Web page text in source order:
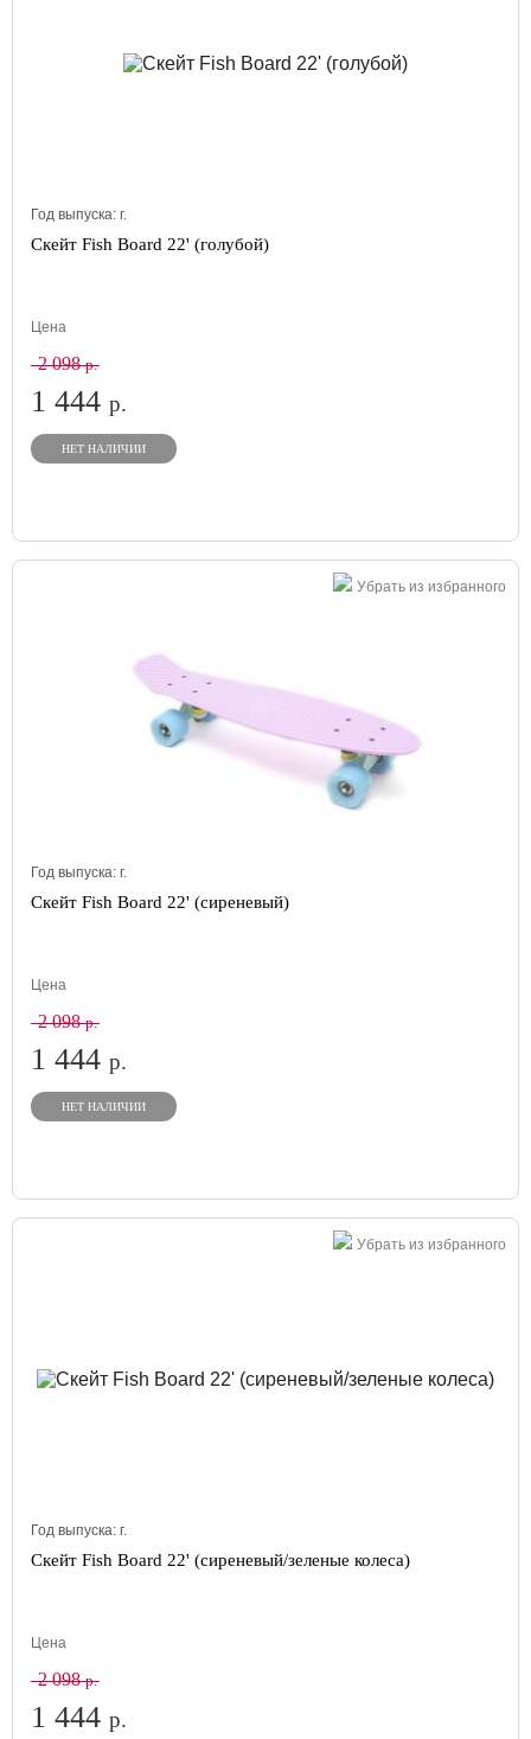
Год выпуска: г.
Скейт Fish Board 22' (голубой)
Цена
2 098р.
1 444 р.
НЕТ НАЛИЧИИ
Убрать из избранного
Год выпуска: г.
Скейт Fish Board 22' (сиреневый)
Цена
2 098р.
1 444 р.
НЕТ НАЛИЧИИ
Убрать из избранного
Год выпуска: г.
Скейт Fish Board 22' (сиреневый/зеленые колеса)
Цена
2 098р.
1 444 р.